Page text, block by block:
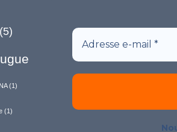
(5)
(1)
(1)